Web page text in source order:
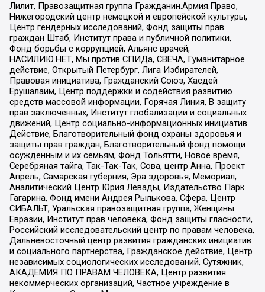
Лилит, Правозащитная группа Гражданин.Армия.Право,
Нижегородский центр немецкой и европейской культуры,
Центр гендерных исследований, Фонд защиты прав
граждан Штаб, Институт права и публичной политики,
Фонд борьбы с коррупцией, Альянс врачей,
НАСИЛИЮ.НЕТ, Мы против СПИДа, СВЕЧА, Гуманитарное
действие, Открытый Петербург, Лига Избирателей,
Правовая инициатива, Гражданский Союз, Хасдей
Ерушалаим, Центр поддержки и содействия развитию
средств массовой информации, Горячая Линия, В защиту
прав заключенных, Институт глобализации и социальных
движений, Центр социально-информационных инициатив
Действие, Благотворительный фонд охраны здоровья и
защиты прав граждан, Благотворительный фонд помощи
осужденным и их семьям, Фонд Тольятти, Новое время,
Серебряная тайга, Так-Так-Так, Сова, центр Анна, Проект
Апрель, Самарская губерния, Эра здоровья, Мемориал,
Аналитический Центр Юрия Левады, Издательство Парк
Гагарина, Фонд имени Андрея Рылькова, Сфера, Центр
СИБАЛЬТ, Уральская правозащитная группа, Женщины
Евразии, Институт прав человека, Фонд защиты гласности,
Российский исследовательский центр по правам человека,
Дальневосточный центр развития гражданских инициатив
и социального партнерства, Гражданское действие, Центр
независимых социологических исследований, Сутяжник,
АКАДЕМИЯ ПО ПРАВАМ ЧЕЛОВЕКА, Центр развития
некоммерческих организаций, Частное учреждение в